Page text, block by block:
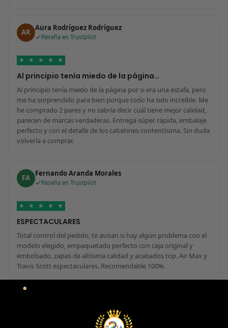
AR Aura Rodríguez Rodríguez
Reseña en Trustpilot
★ ★ ★ ★ ★
Al principio tenía miedo de la página…
Al principio tenía miedo de la página por si era una estafa, pero
me ha sorprendido para bien porque todo ha sido increíble. Me
he comprado 2 pares y no sabría decir cuál tiene mejor calidad,
parecen de marcas verdaderas. Entrega súper rápida, embalaje
perfecto y con el detalle de los calcetines contentísima. Sin duda
volvería a comprar.
FA Fernando Aranda Morales
Reseña en Trustpilot
★ ★ ★ ★ ★
ESPECTACULARES
Total control del pedido, te avisan si hay algún problema con el
modelo elegido, empaquetado perfecto con caja original y
embolsado, zapas de altísima calidad y acabados top. Air Max y
Travis Scott espectaculares. Recomendable 100%.